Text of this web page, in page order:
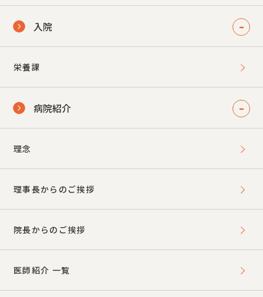
入院
栄養課
病院紹介
理念
理事長からのご挨拶
院長からのご挨拶
医師紹介 一覧